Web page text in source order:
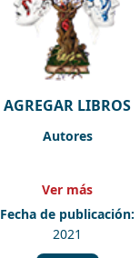
AGREGAR LIBROS
Autores
Ver más
Fecha de publicación:
2021